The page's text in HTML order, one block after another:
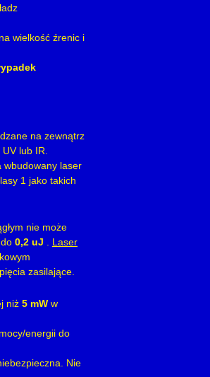
wielkość źrenic i
na zewnątrz
lub IR.
wbudowany laser
1 jako takich
nie może
0,2 uJ . Laser
zasilające.
niż 5 mW w
energii do
Nie